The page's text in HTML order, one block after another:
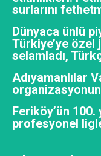
surlarını
Dünyaca ünlü
Türkiye’ye
selamladı,
Adıyamanlılar
Feriköy’ün 100.
profesyonel